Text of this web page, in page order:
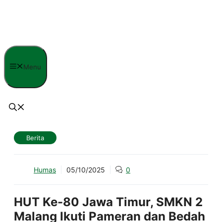
Menu
Berita
Humas 05/10/2025 0
HUT Ke-80 Jawa Timur, SMKN 2
Malang Ikuti Pameran dan Bedah